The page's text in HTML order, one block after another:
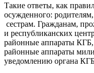
Такие ответы, как
осужденного:
сестрам. Гражданам,
и республиканских
районные аппараты КГБ,
районные аппараты
уведомлению органа